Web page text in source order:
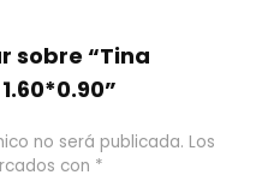
sobre “Tina
no será publicada. Los
con *